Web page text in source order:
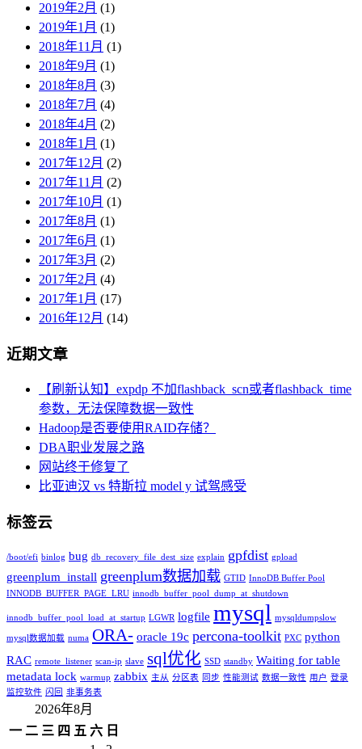
2019年2月 (1)
2019年1月 (1)
2018年11月 (1)
2018年9月 (1)
2018年8月 (3)
2018年7月 (4)
2018年4月 (2)
2018年1月 (1)
2017年12月 (2)
2017年11月 (2)
2017年10月 (1)
2017年8月 (1)
2017年6月 (1)
2017年3月 (2)
2017年2月 (4)
2017年1月 (17)
2016年12月 (14)
近期文章
【刷新认知】expdp 不加flashback_scn或者flashback_time
参数，无法保障数据一致性
Hadoop是否要使用RAID存储？
DBA职业发展之路
网站终于修复了
比亚迪汉 vs 特斯拉 model y 试驾感受
标签云
/boot/efi binlog bug db_recovery_file_dest_size explain gpfdist gpload
greenplum_install greenplum数据加载 GTID InnoDB Buffer Pool
INNODB_BUFFER_PAGE_LRU innodb_buffer_pool_dump_at_shutdown
innodb_buffer_pool_load_at_startup LGWR logfile mysql mysqldumpslow
mysql数据加载 numa ORA- oracle 19c percona-toolkit PXC python
RAC remote_listener scan-ip slave sql优化 SSD standby Waiting for table
metadata lock warmup zabbix 主从 分区表 同步 性能测试 数据一致性 用户 登录
监控软件 闪回 非事务表
2026年8月
一 二 三 四 五 六 日